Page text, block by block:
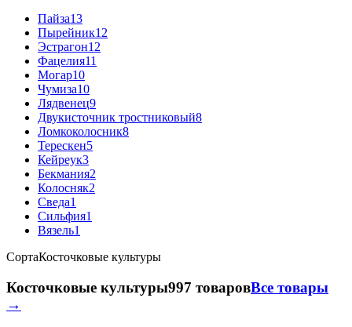
Пайза13
Пырейник12
Эстрагон12
Фацелия11
Могар10
Чумиза10
Лядвенец9
Двукисточник тростниковый8
Ломкоколосник8
Терескен5
Кейреук3
Бекмания2
Колосняк2
Сведа1
Сильфия1
Вязель1
СортаКосточковые культуры
Косточковые культуры997 товаровВсе товары
→